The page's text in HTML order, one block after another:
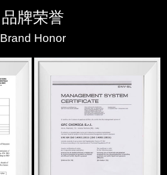
品牌荣誉
Brand Honor